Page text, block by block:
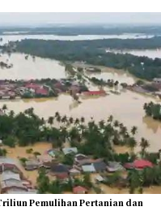
Pemulihan Pertanian dan